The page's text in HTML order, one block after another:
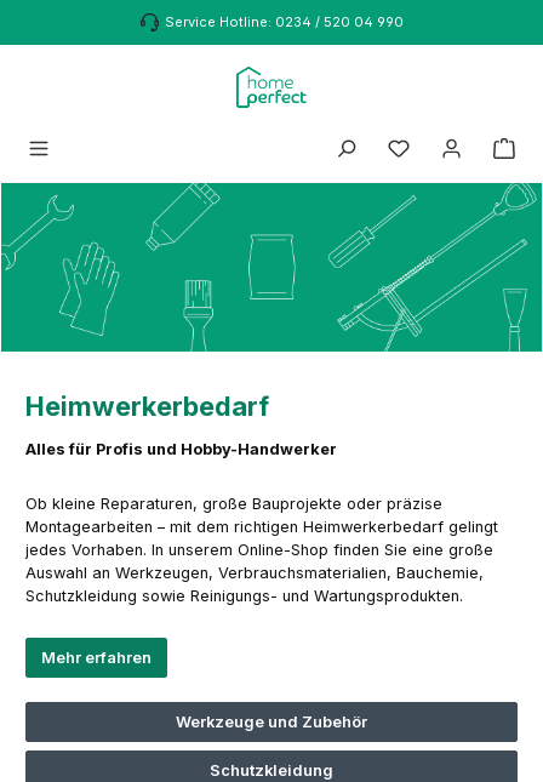
Zum Hauptinhalt springenService Hotline: 0234 / 520 04 990
Heimwerkerbedarf
Alles für Profis und Hobby-Handwerker
Ob kleine Reparaturen, große Bauprojekte oder präzise
Montagearbeiten – mit dem richtigen Heimwerkerbedarf gelingt
jedes Vorhaben. In unserem Online-Shop finden Sie eine große
Auswahl an Werkzeugen, Verbrauchsmaterialien, Bauchemie,
Schutzkleidung sowie Reinigungs- und Wartungsprodukten.
Mehr erfahren
Werkzeuge und Zubehör
Schutzkleidung